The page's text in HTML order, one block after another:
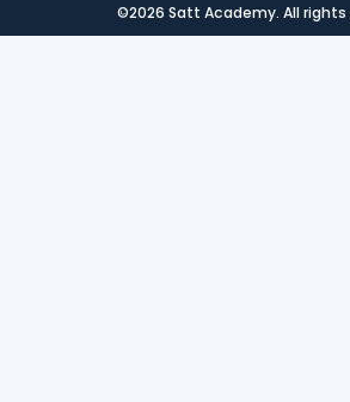
©2026 Satt Academy. All rights